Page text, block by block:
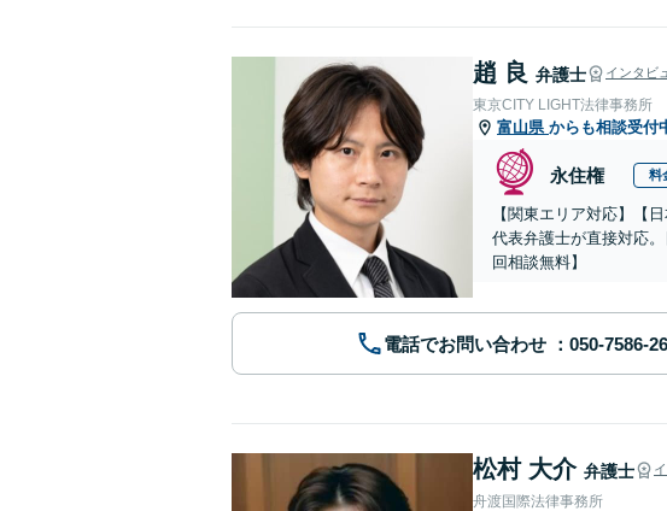
趙 良 弁護士 インタビ
東京CITY LIGHT法律事務所
富山県 からも相談受付
永住権 料
【関東エリア対応】【
代表弁護士が直接対応
回相談無料】
電話でお問い合わせ
松村 大介 弁護士
舟渡国際法律事務所